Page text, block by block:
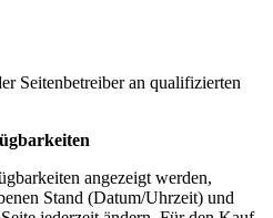
Seitenbetreiber an qualifizierten
angezeigt werden,
Stand (Datum/Uhrzeit) und